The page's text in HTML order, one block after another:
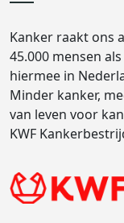
Kanker raakt ons
45.000 mensen
hiermee in
Minder kanker,
van leven voor
KWF